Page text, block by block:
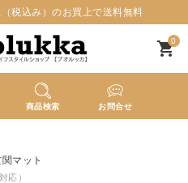
税込み）のお買上で送料無料
0
shopping_cart
商品検索 お問合せ
マット
応）